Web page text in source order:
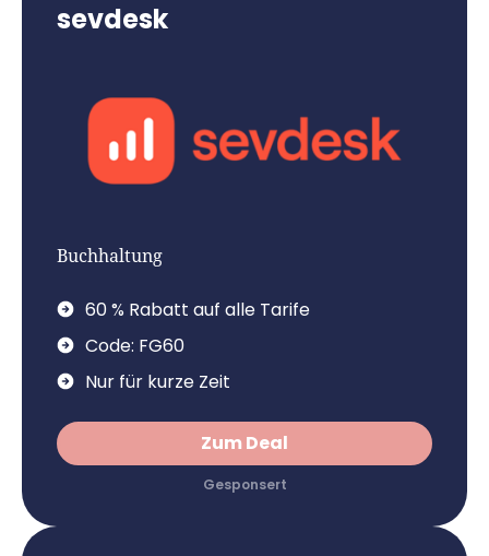
sevdesk
Buchhaltung
60 % Rabatt auf alle Tarife
Code: FG60
Nur für kurze Zeit
Zum Deal